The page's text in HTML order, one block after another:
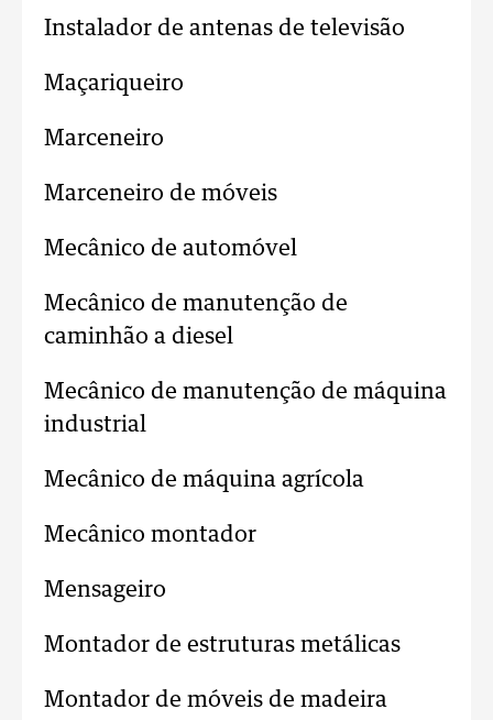
Instalador de antenas de televisão
Maçariqueiro
Marceneiro
Marceneiro de móveis
Mecânico de automóvel
Mecânico de manutenção de
caminhão a diesel
Mecânico de manutenção de máquina
industrial
Mecânico de máquina agrícola
Mecânico montador
Mensageiro
Montador de estruturas metálicas
Montador de móveis de madeira